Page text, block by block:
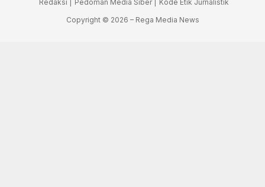
Redaksi | Pedoman Media Siber |
Kode Etik Jurnalistik
Copyright © 2026 – Rega Media News